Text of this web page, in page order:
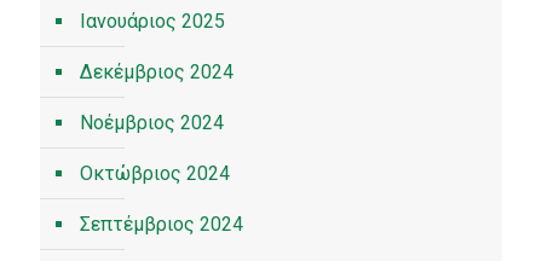
Ιανουάριος 2025
Δεκέμβριος 2024
Νοέμβριος 2024
Οκτώβριος 2024
Σεπτέμβριος 2024